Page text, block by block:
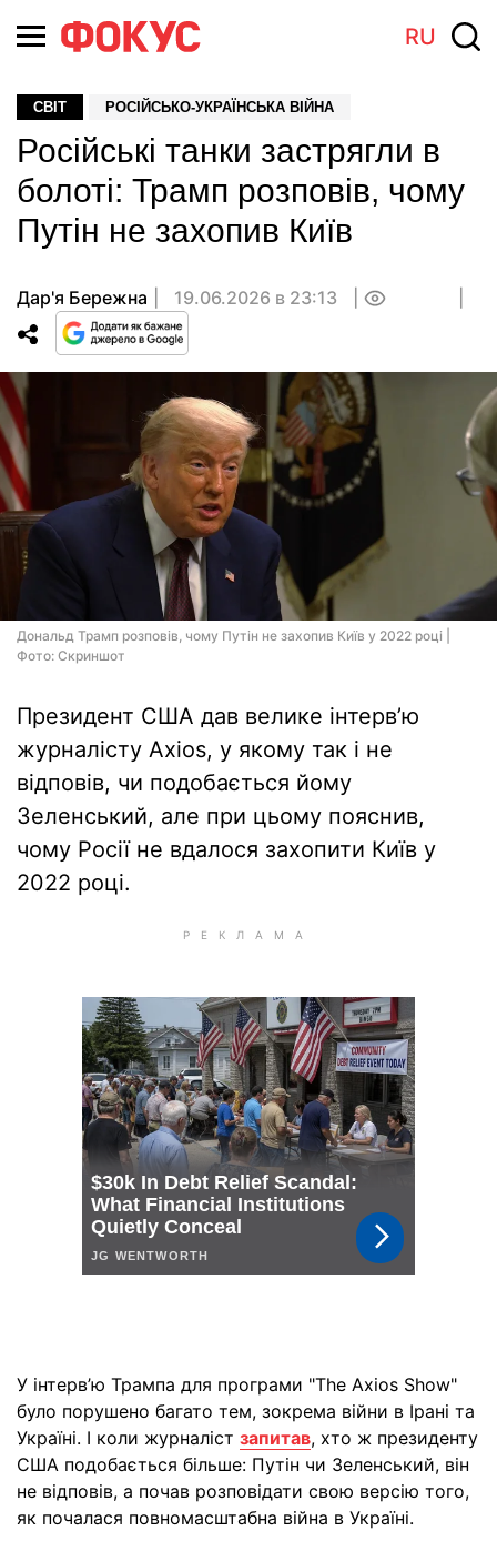
RU
СВІТ РОСІЙСЬКО-УКРАЇНСЬКА ВІЙНА
Російські танки застрягли в
болоті: Трамп розповів, чому
Путін не захопив Київ
Дар'я Бережна 19.06.2026 в 23:13
Дональд Трамп розповів, чому Путін не захопив Київ у 2022 році |
Фото: Скриншот
Президент США дав велике інтерв’ю
журналісту Axios, у якому так і не
відповів, чи подобається йому
Зеленський, але при цьому пояснив,
чому Росії не вдалося захопити Київ у
2022 році.
У інтерв’ю Трампа для програми "The Axios Show"
було порушено багато тем, зокрема війни в Ірані та
Україні. І коли журналіст запитав, хто ж президенту
США подобається більше: Путін чи Зеленський, він
не відповів, а почав розповідати свою версію того,
як почалася повномасштабна війна в Україні.